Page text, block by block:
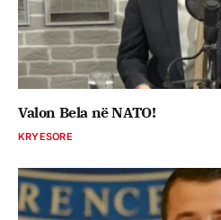
Valon Bela në NATO!
KRYESORE